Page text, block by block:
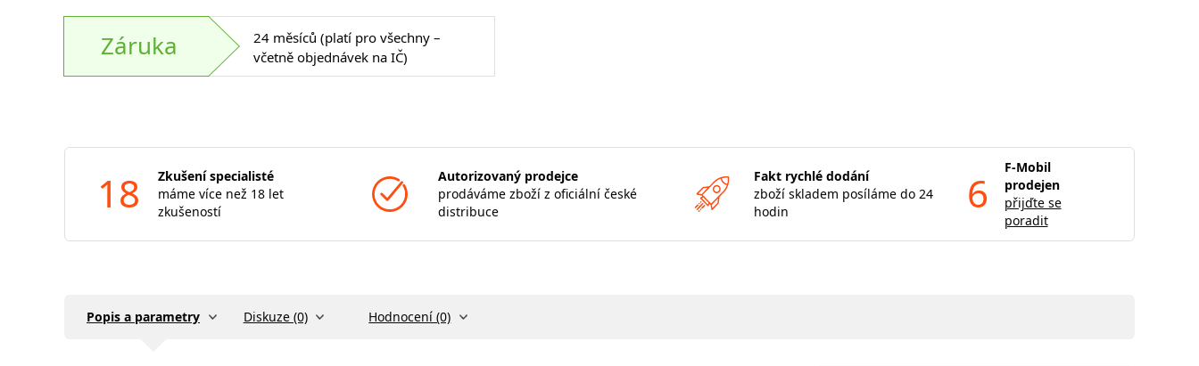
Záruka
24 měsíců (platí pro všechny –
včetně objednávek na IČ)
18
Zkušení specialisté
máme více než 18 let
zkušeností
Autorizovaný prodejce
prodáváme zboží z oficiální české
distribuce
Fakt rychlé dodání
zboží skladem posíláme do 24
hodin
6
F-Mobil
prodejen
přijďte se
poradit
Popis a parametry Diskuze (0) Hodnocení (0)